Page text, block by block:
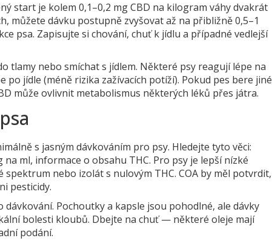
start je kolem 0,1–0,2 mg CBD na kilogram váhy dvakrát
můžete dávku postupně zvyšovat až na přibližně 0,5–1
psa. Zapisujte si chování, chuť k jídlu a případné vedlejší
tlamy nebo smíchat s jídlem. Některé psy reagují lépe na
jídle (méně rizika zažívacích potíží). Pokud pes bere jiné
může ovlivnit metabolismus některých léků přes játra.
s jasným dávkováním pro psy. Hledejte tyto věci:
ml, informace o obsahu THC. Pro psy je lepší nízké
nebo izolát s nulovým THC. COA by měl potvrdit,
pesticidy.
Pochoutky a kapsle jsou pohodlné, ale dávky
bolesti kloubů. Dbejte na chuť — některé oleje mají
podání.